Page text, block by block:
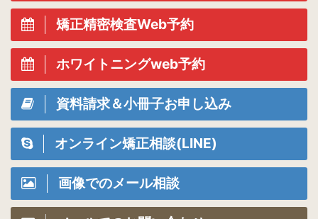
矯正精密検査Web予約
ホワイトニングweb予約
資料請求＆小冊子お申し込み
オンライン矯正相談(LINE)
画像でのメール相談